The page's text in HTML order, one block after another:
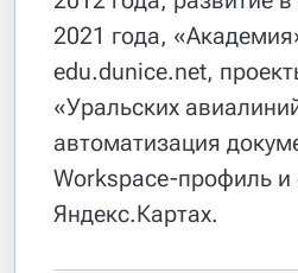
2021 года,
edu.dunice.net,
«Уральских
автоматизация
Workspace-профиль
Яндекс.Картах.